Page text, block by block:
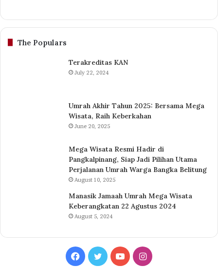
The Populars
Terakreditas KAN
July 22, 2024
Umrah Akhir Tahun 2025: Bersama Mega
Wisata, Raih Keberkahan
June 20, 2025
Mega Wisata Resmi Hadir di
Pangkalpinang, Siap Jadi Pilihan Utama
Perjalanan Umrah Warga Bangka Belitung
August 10, 2025
Manasik Jamaah Umrah Mega Wisata
Keberangkatan 22 Agustus 2024
August 5, 2024
Facebook
TwitterYouTubeInstagram